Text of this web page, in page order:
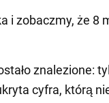
i zobaczmy, że 8
znalezione:
cyfra, którą